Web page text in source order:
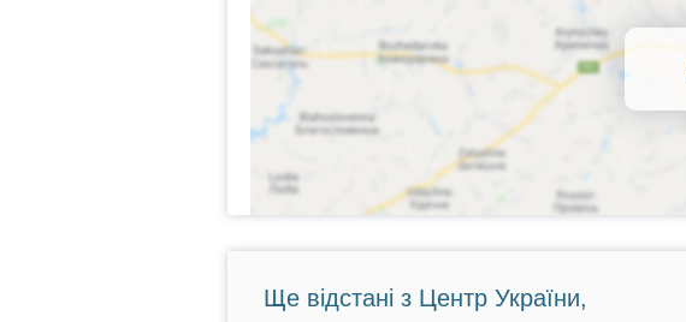
Ще відстані з Центр України,